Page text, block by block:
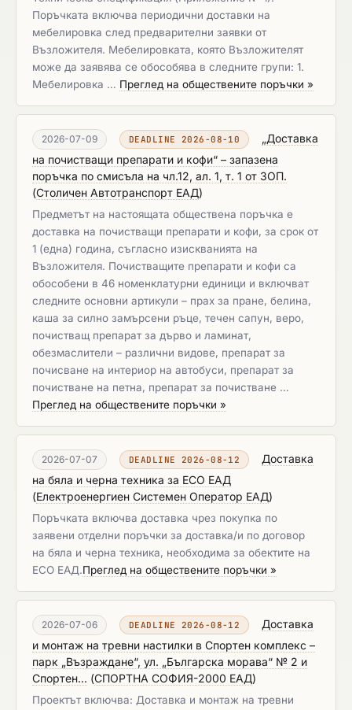
Поръчката включва периодични доставки на
мебелировка след предварителни заявки от
Възложителя. Мебелировката, която Възложителят
може да заявява се обособява в следните групи: 1.
Мебелировка … Преглед на обществените поръчки »
2026-07-09 DEADLINE 2026-08-10
„Доставка
на почистващи препарати и кофи“ – запазена
поръчка по смисъла на чл.12, ал. 1, т. 1 от ЗОП.
(Столичен Автотранспорт ЕАД)
Предметът на настоящата обществена поръчка е
доставка на почистващи препарати и кофи, за срок от
1 (една) година, съгласно изискванията на
Възложителя. Почистващите препарати и кофи са
обособени в 46 номенклатурни единици и включват
следните основни артикули – прах за пране, белина,
каша за силно замърсени ръце, течен сапун, веро,
почистващ препарат за дърво и ламинат,
обезмаслители – различни видове, препарат за
почисване на интериор на автобуси, препарат за
почистване на петна, препарат за почистване …
Преглед на обществените поръчки »
2026-07-07 DEADLINE 2026-08-12
Доставка
на бяла и черна техника за ЕСО ЕАД
(Електроенергиен Системен Оператор ЕАД)
Поръчката включва доставка чрез покупка по
заявени отделни поръчки за доставка/и по договор
на бяла и черна техника, необходима за обектите на
ЕСО ЕАД.​​​​​​​Преглед на обществените поръчки »
2026-07-06 DEADLINE 2026-08-12
Доставка
и монтаж на тревни настилки в Спортен комплекс –
парк „Възраждане“, ул. „Българска морава“ № 2 и
Спортен... (СПОРТНА СОФИЯ-2000 ЕАД)
Проектът включва: Доставка и монтаж на тревни